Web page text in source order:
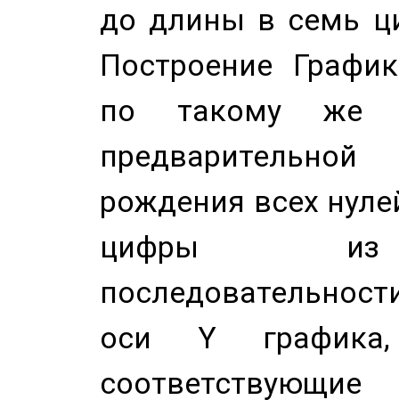
до длины в семь
Построение
по такому же
рождения всех
цифры из
оси Y